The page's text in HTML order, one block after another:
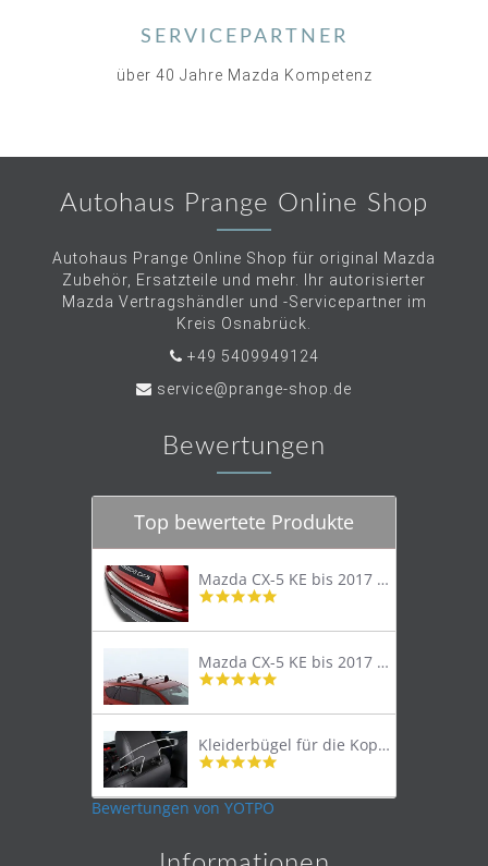
SERVICEPARTNER
über 40 Jahre Mazda Kompetenz
Autohaus Prange Online Shop
Autohaus Prange Online Shop für original Mazda
Zubehör, Ersatzteile und mehr. Ihr autorisierter
Mazda Vertragshändler und -Servicepartner im
Kreis Osnabrück.
+49 5409949124
service@prange-shop.de
Bewertungen
Top bewertete Produkte
Mazda CX-5 KE bis 2017 Trittschutzleiste Edelstahl original
4.8
rating
Mazda CX-5 KE bis 2017 Lastenträger Dachträger
4.9
rating
Kleiderbügel für die Kopfstütze
4.9
rating
Bewertungen von YOTPO